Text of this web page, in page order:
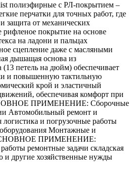
полиэфирные с РЛ-покрытием –
перчатки для точных работ, где
защита от механических
покрытие на основе
на ладони и пальцах
сцепление даже с масляными
дышащая основа из
петель на дюйм) обеспечивает
и повышенную тактильную
крой и эластичный
обеспечивая комфорт при
ПРИМЕНЕНИЕ: Сборочные
Автомобильный ремонт и
и погрузочные работы
Монтажные и
ОСНОВНОЕ ПРИМЕНЕНИЕ:
ремонтные задачи складская
и другие хозяйственные нужды